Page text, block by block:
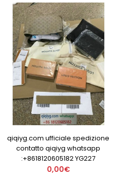
qiqiyg.com ufficiale spedizione
contatto qiqiyg whatsapp
:+8618120605182 YG227
0,00€